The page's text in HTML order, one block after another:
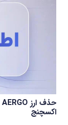
اکسچنج